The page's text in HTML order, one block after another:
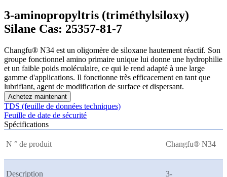
3-aminopropyltris (triméthylsiloxy)
Silane Cas: 25357-81-7
Changfu® N34 est un oligomère de siloxane hautement réactif. Son
groupe fonctionnel amino primaire unique lui donne une hydrophilie
et un faible poids moléculaire, ce qui le rend adapté à une large
gamme d'applications. Il fonctionne très efficacement en tant que
lubrifiant, agent de modification de surface et dispersant.
Achetez maintenant
TDS (feuille de données techniques)
Feuille de date de sécurité
Spécifications
N ° de produit Changfu® N34
Description 3-